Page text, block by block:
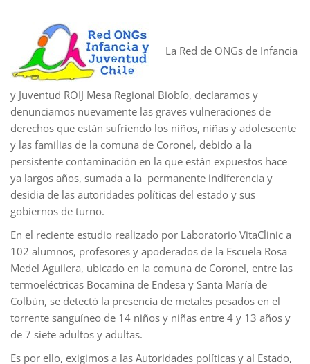
La Red de ONGs de Infancia
y Juventud ROIJ Mesa Regional Biobío, declaramos y
denunciamos nuevamente las graves vulneraciones de
derechos que están sufriendo los niños, niñas y adolescente
y las familias de la comuna de Coronel, debido a la
persistente contaminación en la que están expuestos hace
ya largos años, sumada a la permanente indiferencia y
desidia de las autoridades políticas del estado y sus
gobiernos de turno.
En el reciente estudio realizado por Laboratorio VitaClinic a
102 alumnos, profesores y apoderados de la Escuela Rosa
Medel Aguilera, ubicado en la comuna de Coronel, entre las
termoeléctricas Bocamina de Endesa y Santa María de
Colbún, se detectó la presencia de metales pesados en el
torrente sanguíneo de 14 niños y niñas entre 4 y 13 años y
de 7 siete adultos y adultas.
Es por ello, exigimos a las Autoridades políticas y al Estado,